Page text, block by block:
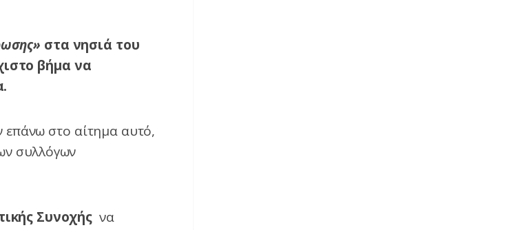
» στα νησιά του
βήμα να
στο αίτημα αυτό,
συλλόγων
Συνοχής να